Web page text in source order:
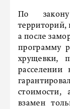
По
территорий,
а после
программу
хрущевки,
расселении
стоимости,
взамен